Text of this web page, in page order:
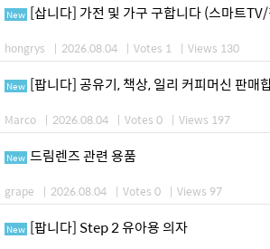
New [삽니다] 가전 및 가구 구합니다 (스마트
hongrys | 2026.08.04 | Votes 1 | Views 130
New [팝니다] 공유기, 책상, 일리 커피머신 판매
Marco | 2026.08.04 | Votes 0 | Views 197
New 드림렌즈 관련 용품
grape | 2026.08.04 | Votes 0 | Views 97
New [팝니다] Step 2 유아용 의자